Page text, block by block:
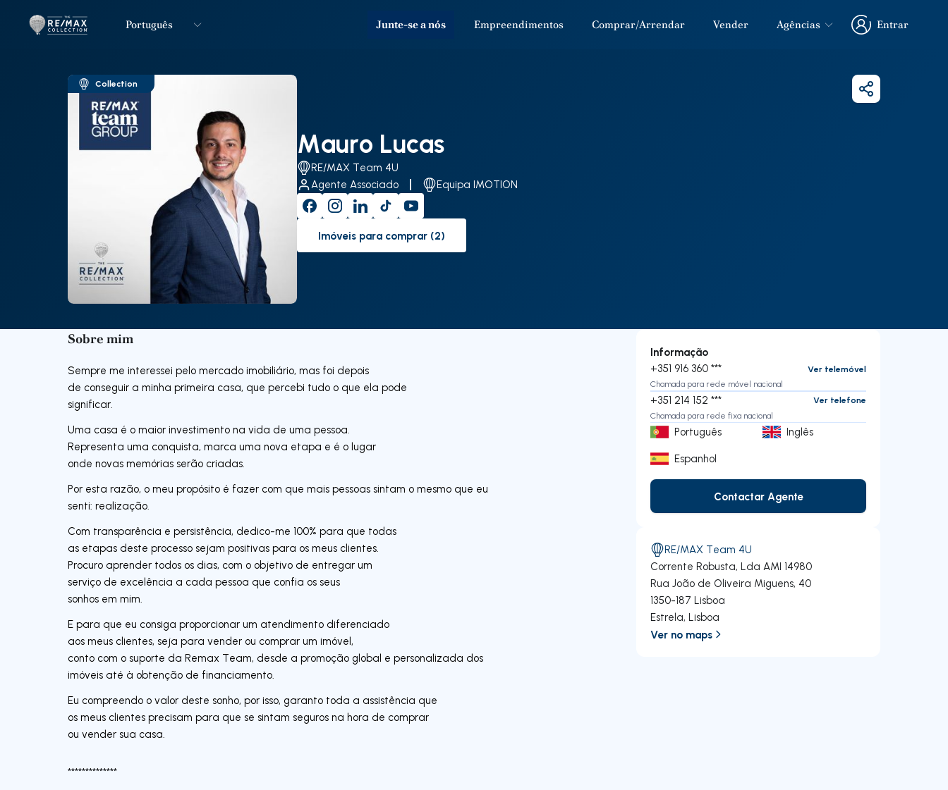
LogoIr para página inicial
Português Junte-se a nós Empreendimentos Comprar/Arrendar Vender Agências
Entrar
Entrar
Collection
Mauro Lucas
RE/MAX Team 4U
Agente Associado
Equipa IMOTION
to-buy-listing
Imóveis para comprar (2)
Partilhar
Sobre mim
Sempre me interessei pelo mercado imobiliário, mas foi depois
de conseguir a minha primeira casa, que percebi tudo o que ela pode
significar.
Uma casa é o maior investimento na vida de uma pessoa.
Representa uma conquista, marca uma nova etapa e é o lugar
onde novas memórias serão criadas.
Por esta razão, o meu propósito é fazer com que mais pessoas sintam o mesmo que eu
senti: realização.
Com transparência e persistência, dedico-me 100% para que todas
as etapas deste processo sejam positivas para os meus clientes.
Procuro aprender todos os dias, com o objetivo de entregar um
serviço de excelência a cada pessoa que confia os seus
sonhos em mim.
E para que eu consiga proporcionar um atendimento diferenciado
aos meus clientes, seja para vender ou comprar um imóvel,
conto com o suporte da Remax Team, desde a promoção global e personalizada dos
imóveis até à obtenção de financiamento.
Eu compreendo o valor deste sonho, por isso, garanto toda a assistência que
os meus clientes precisam para que se sintam seguros na hora de comprar
ou vender sua casa.
**************
Informação
+351 916 360 ***
Ver telemóvel
Chamada para rede móvel nacional
+351 214 152 ***
Ver telefone
Chamada para rede fixa nacional
Português
Inglês
Espanhol
Contactar Agente
Contactar Agente
RE/MAX Team 4U
Corrente Robusta, Lda AMI 14980
Rua João de Oliveira Miguens, 40
1350-187 Lisboa
Estrela,Lisboa
Ver no maps